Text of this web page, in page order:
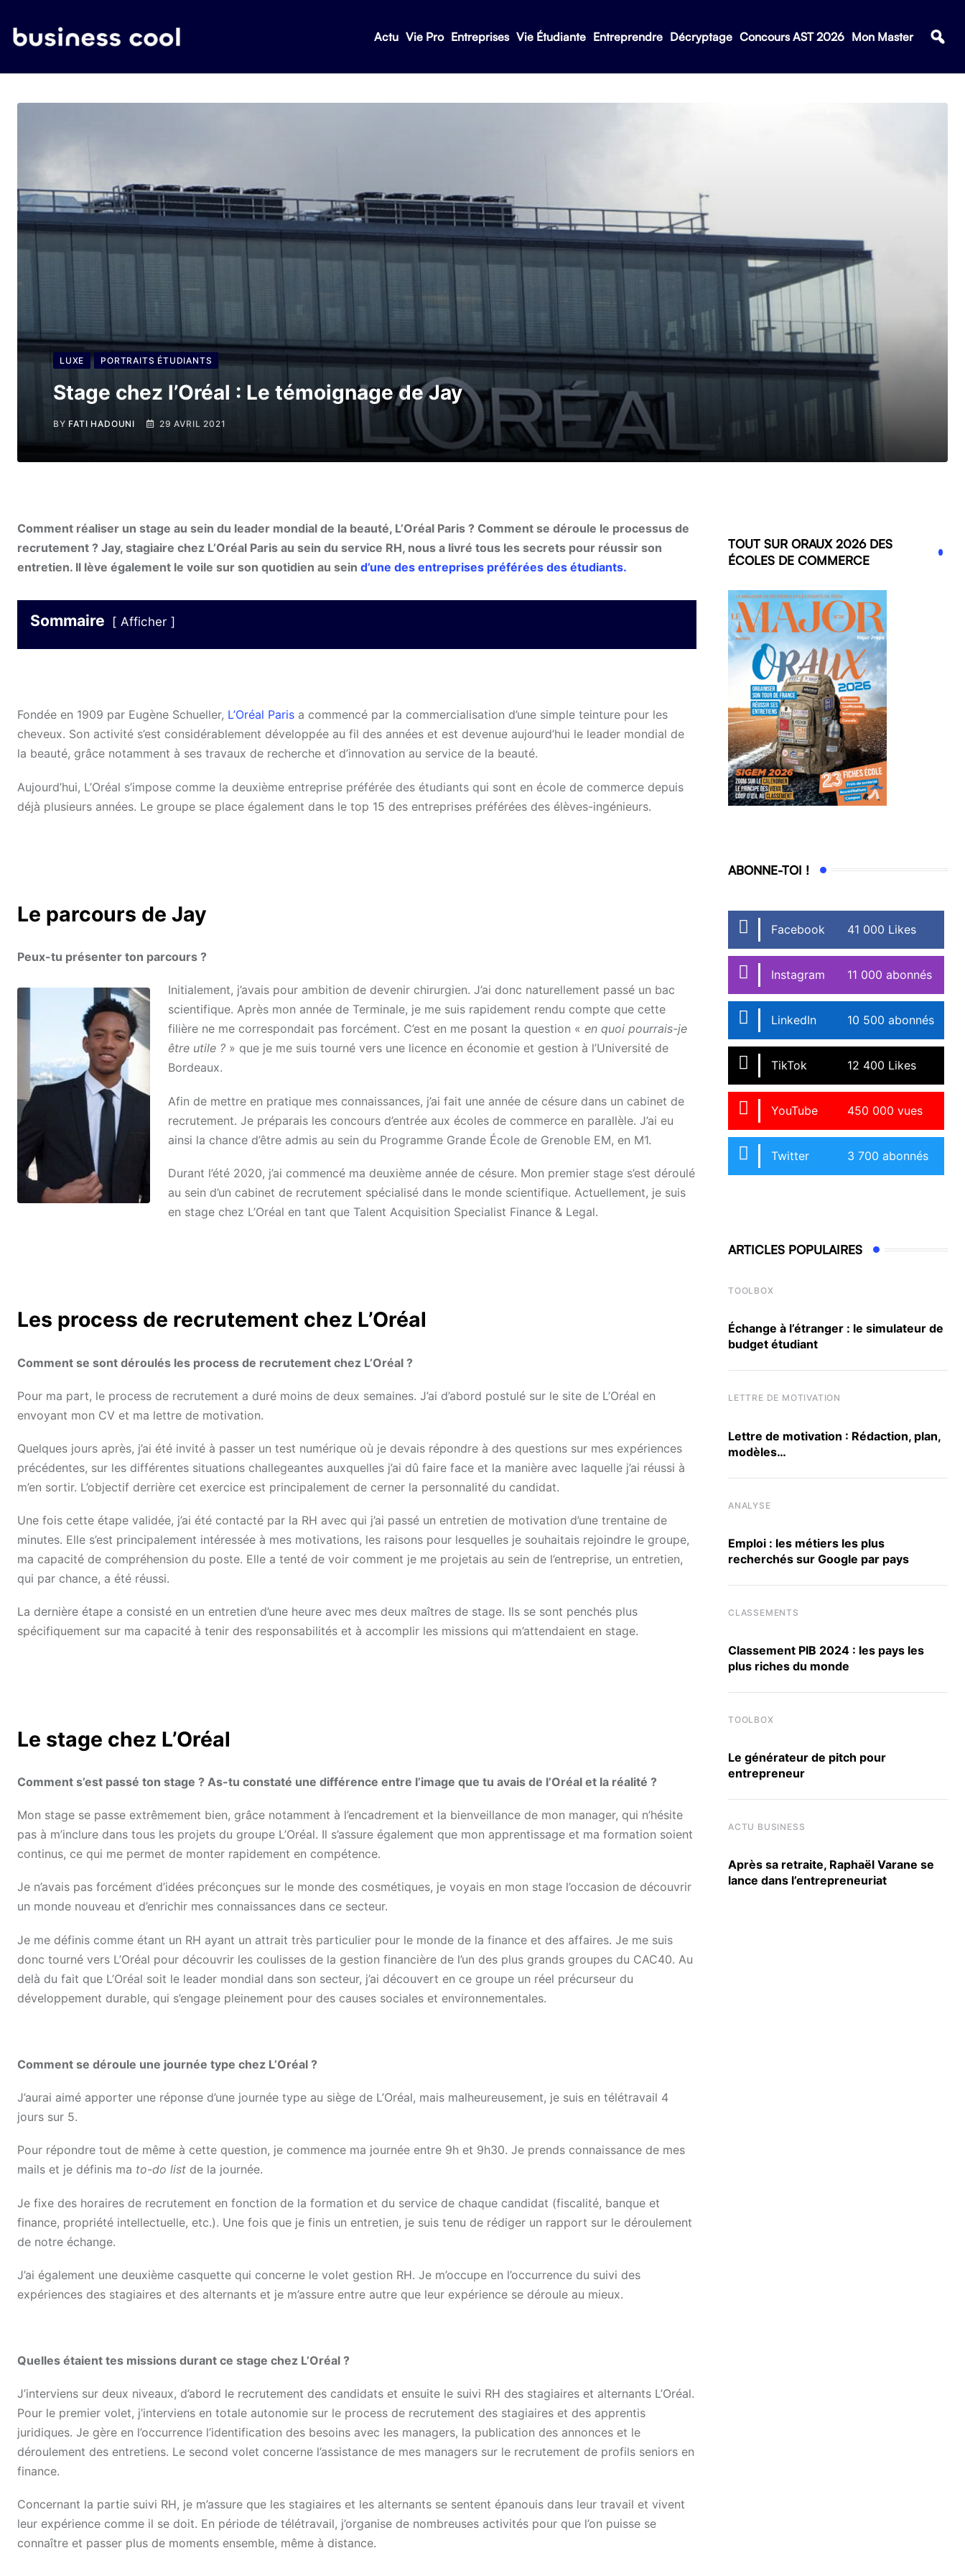
Actu Vie Pro Entreprises Vie Étudiante Entreprendre Décryptage Concours AST 2026 Mon Master
LUXE PORTRAITS ÉTUDIANTS
Stage chez l’Oréal : Le témoignage de Jay
BY FATI HADOUNI 29 AVRIL 2021
Comment réaliser un stage au sein du leader mondial de la beauté, L’Oréal Paris ? Comment se déroule le processus de
recrutement ? Jay, stagiaire chez L’Oréal Paris au sein du service RH, nous a livré tous les secrets pour réussir son
entretien. Il lève également le voile sur son quotidien au sein d’une des entreprises préférées des étudiants.
Sommaire Afficher
Fondée en 1909 par Eugène Schueller, L’Oréal Paris a commencé par la commercialisation d’une simple teinture pour les
cheveux. Son activité s’est considérablement développée au fil des années et est devenue aujourd’hui le leader mondial de
la beauté, grâce notamment à ses travaux de recherche et d’innovation au service de la beauté.
Aujourd’hui, L’Oréal s’impose comme la deuxième entreprise préférée des étudiants qui sont en école de commerce depuis
déjà plusieurs années. Le groupe se place également dans le top 15 des entreprises préférées des élèves-ingénieurs.
Le parcours de Jay
Peux-tu présenter ton parcours ?
Initialement, j’avais pour ambition de devenir chirurgien. J’ai donc naturellement passé un bac
scientifique. Après mon année de Terminale, je me suis rapidement rendu compte que cette
filière ne me correspondait pas forcément. C’est en me posant la question « en quoi pourrais-je
être utile ? » que je me suis tourné vers une licence en économie et gestion à l’Université de
Bordeaux.
Afin de mettre en pratique mes connaissances, j’ai fait une année de césure dans un cabinet de
recrutement. Je préparais les concours d’entrée aux écoles de commerce en parallèle. J’ai eu
ainsi la chance d’être admis au sein du Programme Grande École de Grenoble EM, en M1.
Durant l’été 2020, j’ai commencé ma deuxième année de césure. Mon premier stage s’est déroulé
au sein d’un cabinet de recrutement spécialisé dans le monde scientifique. Actuellement, je suis
en stage chez L’Oréal en tant que Talent Acquisition Specialist Finance & Legal.
Les process de recrutement chez L’Oréal
Comment se sont déroulés les process de recrutement chez L’Oréal ?
Pour ma part, le process de recrutement a duré moins de deux semaines. J’ai d’abord postulé sur le site de L’Oréal en
envoyant mon CV et ma lettre de motivation.
Quelques jours après, j’ai été invité à passer un test numérique où je devais répondre à des questions sur mes expériences
précédentes, sur les différentes situations challegeantes auxquelles j’ai dû faire face et la manière avec laquelle j’ai réussi à
m’en sortir. L’objectif derrière cet exercice est principalement de cerner la personnalité du candidat.
Une fois cette étape validée, j’ai été contacté par la RH avec qui j’ai passé un entretien de motivation d’une trentaine de
minutes. Elle s’est principalement intéressée à mes motivations, les raisons pour lesquelles je souhaitais rejoindre le groupe,
ma capacité de compréhension du poste. Elle a tenté de voir comment je me projetais au sein de l’entreprise, un entretien,
qui par chance, a été réussi.
La dernière étape a consisté en un entretien d’une heure avec mes deux maîtres de stage. Ils se sont penchés plus
spécifiquement sur ma capacité à tenir des responsabilités et à accomplir les missions qui m’attendaient en stage.
Le stage chez L’Oréal
Comment s’est passé ton stage ? As-tu constaté une différence entre l’image que tu avais de l’Oréal et la réalité ?
Mon stage se passe extrêmement bien, grâce notamment à l’encadrement et la bienveillance de mon manager, qui n’hésite
pas à m’inclure dans tous les projets du groupe L’Oréal. Il s’assure également que mon apprentissage et ma formation soient
continus, ce qui me permet de monter rapidement en compétence.
Je n’avais pas forcément d’idées préconçues sur le monde des cosmétiques, je voyais en mon stage l’occasion de découvrir
un monde nouveau et d’enrichir mes connaissances dans ce secteur.
Je me définis comme étant un RH ayant un attrait très particulier pour le monde de la finance et des affaires. Je me suis
donc tourné vers L’Oréal pour découvrir les coulisses de la gestion financière de l’un des plus grands groupes du CAC40. Au
delà du fait que L’Oréal soit le leader mondial dans son secteur, j’ai découvert en ce groupe un réel précurseur du
développement durable, qui s’engage pleinement pour des causes sociales et environnementales.
Comment se déroule une journée type chez L’Oréal ?
J’aurai aimé apporter une réponse d’une journée type au siège de L’Oréal, mais malheureusement, je suis en télétravail 4
jours sur 5.
Pour répondre tout de même à cette question, je commence ma journée entre 9h et 9h30. Je prends connaissance de mes
mails et je définis ma to-do list de la journée.
Je fixe des horaires de recrutement en fonction de la formation et du service de chaque candidat (fiscalité, banque et
finance, propriété intellectuelle, etc.). Une fois que je finis un entretien, je suis tenu de rédiger un rapport sur le déroulement
de notre échange.
J’ai également une deuxième casquette qui concerne le volet gestion RH. Je m’occupe en l’occurrence du suivi des
expériences des stagiaires et des alternants et je m’assure entre autre que leur expérience se déroule au mieux.
Quelles étaient tes missions durant ce stage chez L’Oréal ?
J’interviens sur deux niveaux, d’abord le recrutement des candidats et ensuite le suivi RH des stagiaires et alternants L’Oréal.
Pour le premier volet, j’interviens en totale autonomie sur le process de recrutement des stagiaires et des apprentis
juridiques. Je gère en l’occurrence l’identification des besoins avec les managers, la publication des annonces et le
déroulement des entretiens. Le second volet concerne l’assistance de mes managers sur le recrutement de profils seniors en
finance.
Concernant la partie suivi RH, je m’assure que les stagiaires et les alternants se sentent épanouis dans leur travail et vivent
leur expérience comme il se doit. En période de télétravail, j’organise de nombreuses activités pour que l’on puisse se
connaître et passer plus de moments ensemble, même à distance.
TOUT SUR ORAUX 2026 DES
ÉCOLES DE COMMERCE
ABONNE-TOI !
Facebook 41 000 Likes
Instagram 11 000 abonnés
LinkedIn 10 500 abonnés
TikTok 12 400 Likes
YouTube 450 000 vues
Twitter 3 700 abonnés
ARTICLES POPULAIRES
TOOLBOX
Échange à l’étranger : le simulateur de
budget étudiant
LETTRE DE MOTIVATION
Lettre de motivation : Rédaction, plan,
modèles…
ANALYSE
Emploi : les métiers les plus
recherchés sur Google par pays
CLASSEMENTS
Classement PIB 2024 : les pays les
plus riches du monde
TOOLBOX
Le générateur de pitch pour
entrepreneur
ACTU BUSINESS
Après sa retraite, Raphaël Varane se
lance dans l’entrepreneuriat